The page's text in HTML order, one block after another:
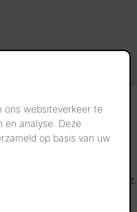
ons websiteverkeer te
en analyse. Deze
op basis van uw
bij u in de buurt.